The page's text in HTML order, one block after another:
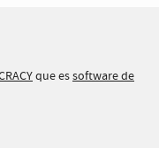
que essoftware de